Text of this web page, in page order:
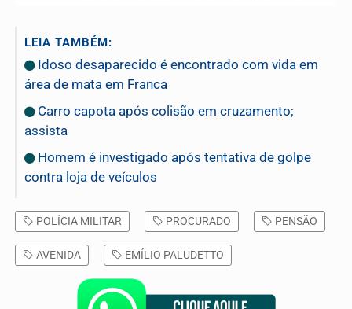
LEIA TAMBÉM:
Idoso desaparecido é encontrado com vida em
área de mata em Franca
Carro capota após colisão em cruzamento;
assista
Homem é investigado após tentativa de golpe
contra loja de veículos
POLÍCIA MILITAR PROCURADO PENSÃO
AVENIDA EMÍLIO PALUDETTO